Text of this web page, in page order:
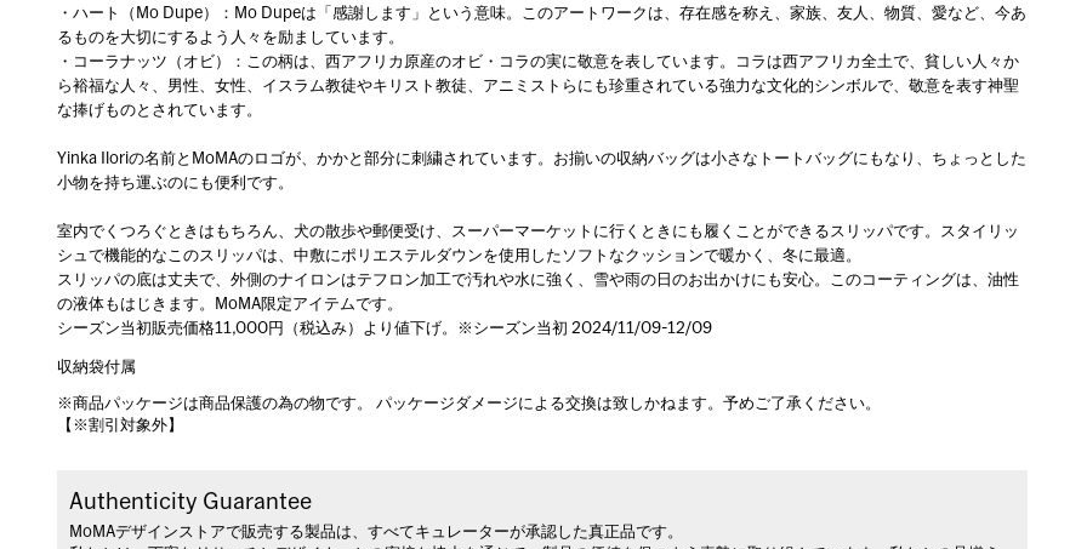
・ハート（Mo Dupe）：Mo Dupeは「感謝します」という意味。このアートワークは、存在感を称え、家族、友人、物質、愛など、今あ
るものを大切にするよう人々を励ましています。
・コーラナッツ（オビ）：この柄は、西アフリカ原産のオビ・コラの実に敬意を表しています。コラは西アフリカ全土で、貧しい人々か
ら裕福な人々、男性、女性、イスラム教徒やキリスト教徒、アニミストらにも珍重されている強力な文化的シンボルで、敬意を表す神聖
な捧げものとされています。
Yinka Iloriの名前とMoMAのロゴが、かかと部分に刺繍されています。お揃いの収納バッグは小さなトートバッグにもなり、ちょっとした
小物を持ち運ぶのにも便利です。
室内でくつろぐときはもちろん、犬の散歩や郵便受け、スーパーマーケットに行くときにも履くことができるスリッパです。スタイリッ
シュで機能的なこのスリッパは、中敷にポリエステルダウンを使用したソフトなクッションで暖かく、冬に最適。
スリッパの底は丈夫で、外側のナイロンはテフロン加工で汚れや水に強く、雪や雨の日のお出かけにも安心。このコーティングは、油性
の液体もはじきます。MoMA限定アイテムです。
シーズン当初販売価格11,000円（税込み）より値下げ。※シーズン当初 2024/11/09-12/09
収納袋付属
※商品パッケージは商品保護の為の物です。 パッケージダメージによる交換は致しかねます。予めご了承ください。
【※割引対象外】
Authenticity Guarantee
MoMAデザインストアで販売する製品は、すべてキュレーターが承認した真正品です。